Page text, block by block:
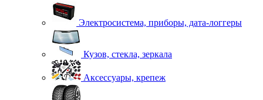
Электросистема, приборы, дата-логгеры
Кузов, стекла, зеркала
Аксессуары, крепеж